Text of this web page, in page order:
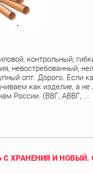
контрольный,
невостребованный,
опт. Дорого. Если
как изделие, а
России. (ВВГ, АВВГ, ...
ХРАНЕНИЯ И НОВЫЙ.